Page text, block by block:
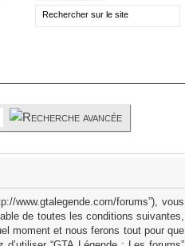
www.gtalegende.com/forums”), vous
de toutes les conditions suivantes,
moment et nous ferons tout pour que